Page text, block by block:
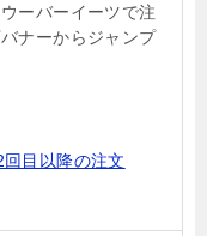
ーバーイーツで注
ナーからジャンプ
目以降の注文